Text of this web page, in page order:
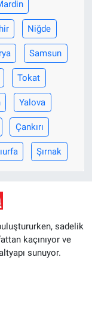
Niğde
Samsun
Tokat
Yalova
Çankırı
Şırnak
sadelik
kaçınıyor ve
sunuyor.